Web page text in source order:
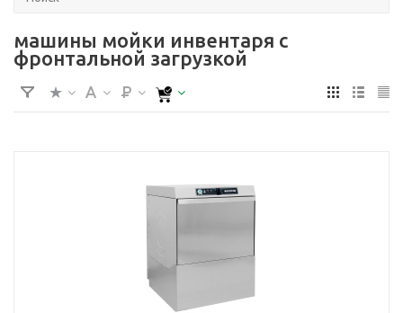
машины мойки инвентаря с
фронтальной загрузкой